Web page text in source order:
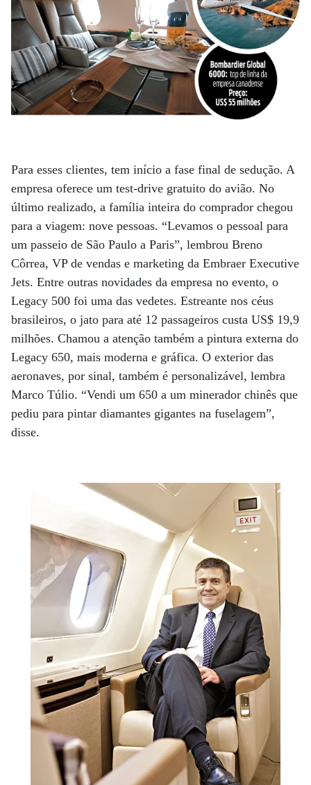
Para esses clientes, tem início a fase final de sedução. A
empresa oferece um test-drive gratuito do avião. No
último realizado, a família inteira do comprador chegou
para a viagem: nove pessoas. “Levamos o pessoal para
um passeio de São Paulo a Paris”, lembrou Breno
Côrrea, VP de vendas e marketing da Embraer Executive
Jets. Entre outras novidades da empresa no evento, o
Legacy 500 foi uma das vedetes. Estreante nos céus
brasileiros, o jato para até 12 passageiros custa US$ 19,9
milhões. Cha­mou a atenção também a pintura externa do
Legacy 650, mais moderna e gráfica. O exterior das
aeronaves, por sinal, também é personalizável, lembra
Marco Túlio. “Vendi um 650 a um minerador chinês que
pediu para pintar diamantes gigantes na fuselagem”,
disse.